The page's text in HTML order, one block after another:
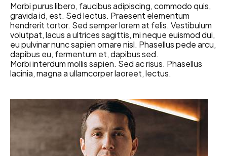
Morbi purus libero, faucibus adipiscing, commodo quis,
gravida id, est. Sed lectus. Praesent elementum
hendrerit tortor. Sed semper lorem at felis. Vestibulum
volutpat, lacus a ultrices sagittis, mi neque euismod dui,
eu pulvinar nunc sapien ornare nisl. Phasellus pede arcu,
dapibus eu, fermentum et, dapibus sed.
Morbi interdum mollis sapien. Sed ac risus. Phasellus
lacinia, magna a ullamcorper laoreet, lectus.